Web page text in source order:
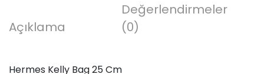
Açıklama
Değerlendirmeler
(0)
Hermes Kelly Bag 25 Cm